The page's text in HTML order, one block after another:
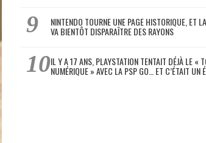
NINTENDO TOURNE UNE PAGE HISTORIQUE, ET
VA BIENTÔT DISPARAÎTRE DES RAYONS
IL Y A 17 ANS, PLAYSTATION TENTAIT DÉJÀ LE «
NUMÉRIQUE » AVEC LA PSP GO… ET C’ÉTAIT UN